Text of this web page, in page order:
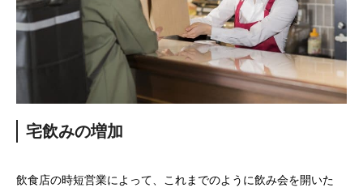
宅飲みの増加
飲食店の時短営業によって、これまでのように飲み会を開いた